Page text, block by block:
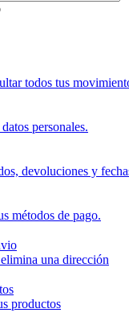
todos tus
personales.
devoluciones y
métodos de pago.
una dirección
productos